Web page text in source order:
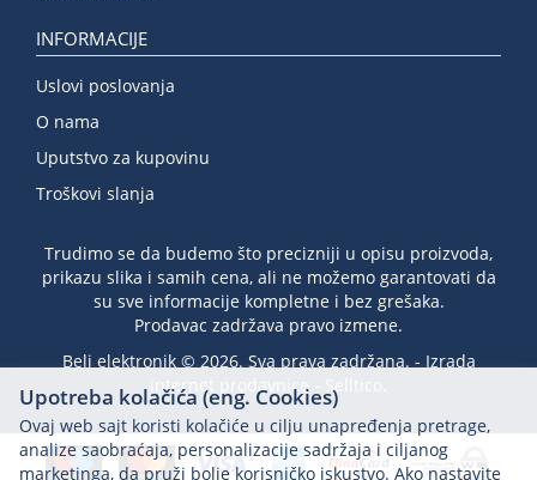
INFORMACIJE
Uslovi poslovanja
O nama
Uputstvo za kupovinu
Troškovi slanja
Trudimo se da budemo što precizniji u opisu proizvoda,
prikazu slika i samih cena, ali ne možemo garantovati da
su sve informacije kompletne i bez grešaka.
Prodavac zadržava pravo izmene.
Beli elektronik © 2026. Sva prava zadržana. - Izrada
internet prodavnice
Selltico.
Upotreba kolačića (eng. Cookies)
Ovaj web sajt koristi kolačiće u cilju unapređenja pretrage,
analize saobraćaja, personalizacije sadržaja i ciljanog
marketinga, da pruži bolje korisničko iskustvo. Ako nastavite